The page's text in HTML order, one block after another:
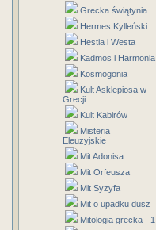
Grecka świątynia
Hermes Kylleński
Hestia i Westa
Kadmos i Harmonia
Kosmogonia
Kult Asklepiosa w
Grecji
Kult Kabirów
Misteria
Eleuzyjskie
Mit Adonisa
Mit Orfeusza
Mit Syzyfa
Mit o upadku dusz
Mitologia grecka - 1